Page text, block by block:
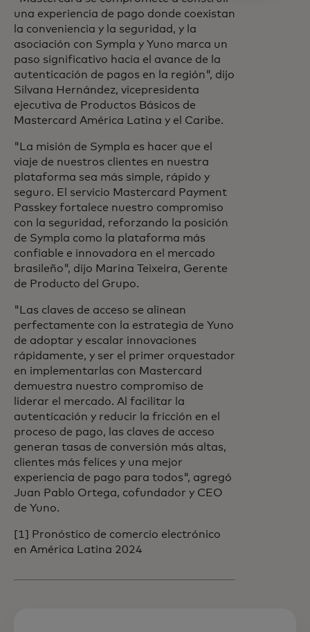
una experiencia de pago donde coexistan
la conveniencia y la seguridad, y la
asociación con Sympla y Yuno marca un
paso significativo hacia el avance de la
autenticación de pagos en la región", dijo
Silvana Hernández, vicepresidenta
ejecutiva de Productos Básicos de
Mastercard América Latina y el Caribe.
"La misión de Sympla es hacer que el
viaje de nuestros clientes en nuestra
plataforma sea más simple, rápido y
seguro. El servicio Mastercard Payment
Passkey fortalece nuestro compromiso
con la seguridad, reforzando la posición
de Sympla como la plataforma más
confiable e innovadora en el mercado
brasileño", dijo Marina Teixeira, Gerente
de Producto del Grupo.
"Las claves de acceso se alinean
perfectamente con la estrategia de Yuno
de adoptar y escalar innovaciones
rápidamente, y ser el primer orquestador
en implementarlas con Mastercard
demuestra nuestro compromiso de
liderar el mercado. Al facilitar la
autenticación y reducir la fricción en el
proceso de pago, las claves de acceso
generan tasas de conversión más altas,
clientes más felices y una mejor
experiencia de pago para todos", agregó
Juan Pablo Ortega, cofundador y CEO
de Yuno.
[1] Pronóstico de comercio electrónico
en América Latina 2024